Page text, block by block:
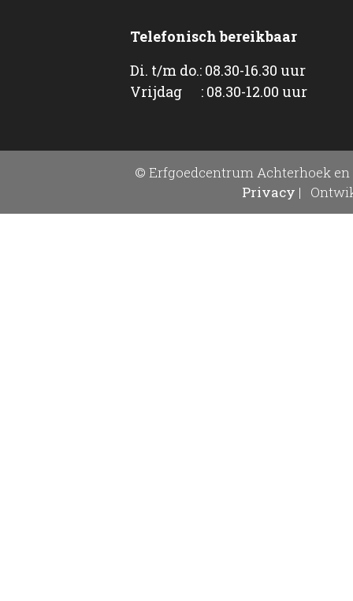
Telefonisch bereikbaar
Di. t/m do.: 08.30-16.30 uur
Vrijdag : 08.30-12.00 uur
© Erfgoedcentrum Achterhoek en
Privacy |